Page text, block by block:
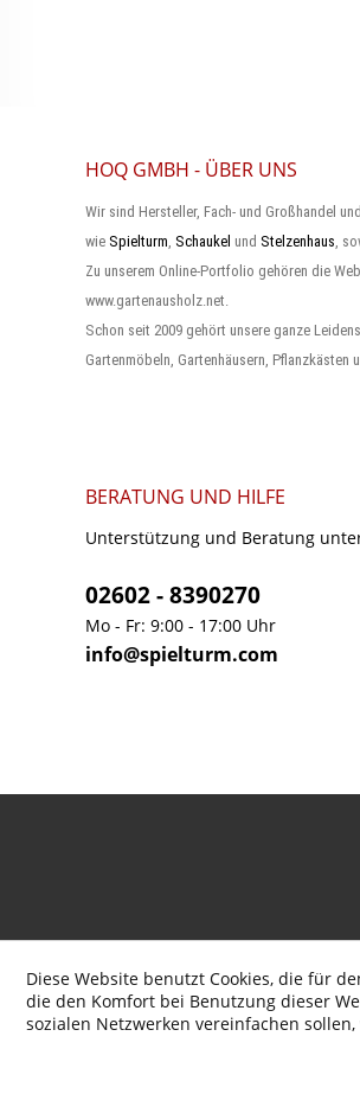
HOQ GMBH - ÜBER UNS
Wir sind Hersteller, Fach- und Großhandel
wie Spielturm Schaukel und Stelzenhaus ,
Zu unserem Online-Portfolio gehören die
www.gartenausholz.net.
Schon seit 2009 gehört unsere ganze
Gartenmöbeln, Gartenhäusern,
BERATUNG UND HILFE
Unterstützung und Beratung
02602 - 8390270
Mo - Fr: 9:00 - 17:00 Uhr
info@spielturm.com
Diese Website benutzt Cookies, die für
die den Komfort bei Benutzung dieser
sozialen Netzwerken vereinfachen